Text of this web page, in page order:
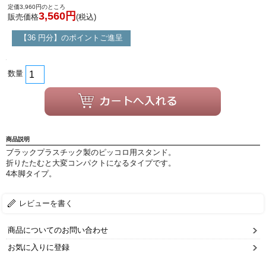
定価3,960円のところ
販売価格3,560円 (税込)
【36 円分】のポイントご進呈
数量
商品説明
ブラックプラスチック製のピッコロ用スタンド。
折りたたむと大変コンパクトになるタイプです。
4本脚タイプ。
レビューを書く
商品についてのお問い合わせ
お気に入りに登録
初級・中級・上級で探す
新商品・新規取り扱い商品
人気の永江楽器コラム
「楽器をはじめよう」
お手入れ方法
選定者のご紹介